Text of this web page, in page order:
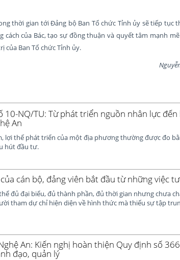
thời gian tới Đảng bộ Ban Tổ chức Tỉnh ủy sẽ tiếp tục
của Bác, tạo sự đồng thuận và quyết tâm mạnh
của Ban Tổ chức Tỉnh ủy.
10-NQ/TU: Từ phát triển nguồn nhân lực
An
lợi thế phát triển của một địa phương thường được đo
hút đầu tư.
cán bộ, đảng viên bắt đầu từ những việc
đủ đại biểu, đủ thành phần, đủ thời gian nhưng chưa
tham dự chỉ hiện diện về hình thức mà thiếu sự tập
An: Kiến nghị hoàn thiện Quy định số
đạo, quản lý